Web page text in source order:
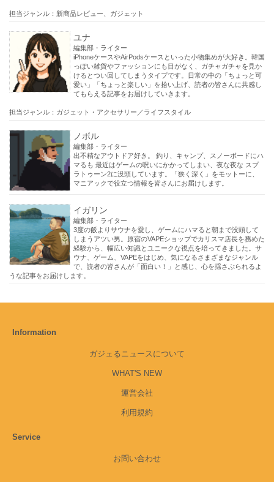
担当ジャンル：新商品レビュー、ガジェット
ユナ
編集部・ライター
iPhoneケースやAirPodsケースといった小物集めが大好き。韓国
っぽい雑貨やファッションにも目がなく、ガチャガチャを見か
けるとつい回してしまうタイプです。日常の中の「ちょっと可
愛い」「ちょっと楽しい」を拾い上げ、読者の皆さんに共感し
てもらえる記事をお届けしていきます。
担当ジャンル：ガジェット・アクセサリー／ライフスタイル
ノボル
編集部・ライター
出不精なアウトドア好き。 釣り、キャンプ、スノーボードにハ
マるも 最近はゲームの呪いにかかってしまい、夜な夜な スプ
ラトゥーン2に没頭しています。「狭く深く」をモットーに、
マニアックで役立つ情報を皆さんにお届けします。
イガリン
編集部・ライター
3度の飯よりサウナを愛し、ゲームにハマると朝まで没頭して
しまうアツい男。原宿のVAPEショップでカリスマ店長を務めた
経験から、幅広い知識とユニークな視点を培ってきました。サ
ウナ、ゲーム、VAPEをはじめ、気になるさまざまなジャンル
で、読者の皆さんが「面白い！」と感じ、心を揺さぶられるよ
うな記事をお届けします。
Information
ガジェるニュースについて
WHAT'S NEW
運営会社
利用規約
Service
お問い合わせ